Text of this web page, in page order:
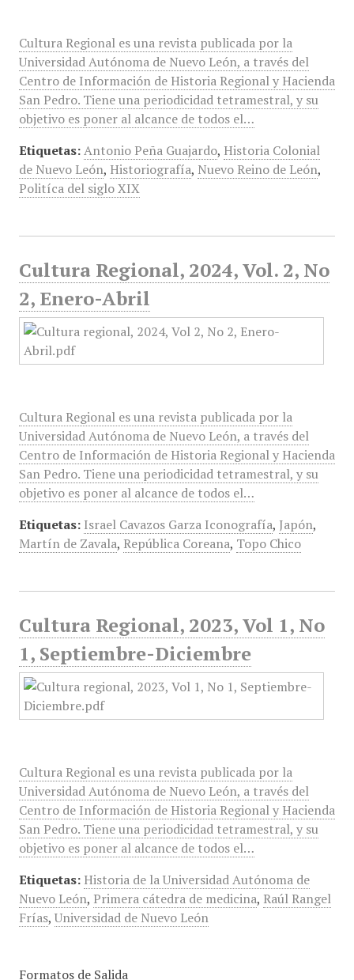
Cultura Regional es una revista publicada por la
Universidad Autónoma de Nuevo León, a través del
Centro de Información de Historia Regional y Hacienda
San Pedro. Tiene una periodicidad tetramestral, y su
objetivo es poner al alcance de todos el…
Etiquetas: Antonio Peña Guajardo, Historia Colonial
de Nuevo León, Historiografía, Nuevo Reino de León,
Politíca del siglo XIX
Cultura Regional, 2024, Vol. 2, No
2, Enero-Abril
Cultura Regional es una revista publicada por la
Universidad Autónoma de Nuevo León, a través del
Centro de Información de Historia Regional y Hacienda
San Pedro. Tiene una periodicidad tetramestral, y su
objetivo es poner al alcance de todos el…
Etiquetas: Israel Cavazos Garza Iconografía, Japón,
Martín de Zavala, República Coreana, Topo Chico
Cultura Regional, 2023, Vol 1, No
1, Septiembre-Diciembre
Cultura Regional es una revista publicada por la
Universidad Autónoma de Nuevo León, a través del
Centro de Información de Historia Regional y Hacienda
San Pedro. Tiene una periodicidad tetramestral, y su
objetivo es poner al alcance de todos el…
Etiquetas: Historia de la Universidad Autónoma de
Nuevo León, Primera cátedra de medicina, Raúl Rangel
Frías, Universidad de Nuevo León
Formatos de Salida